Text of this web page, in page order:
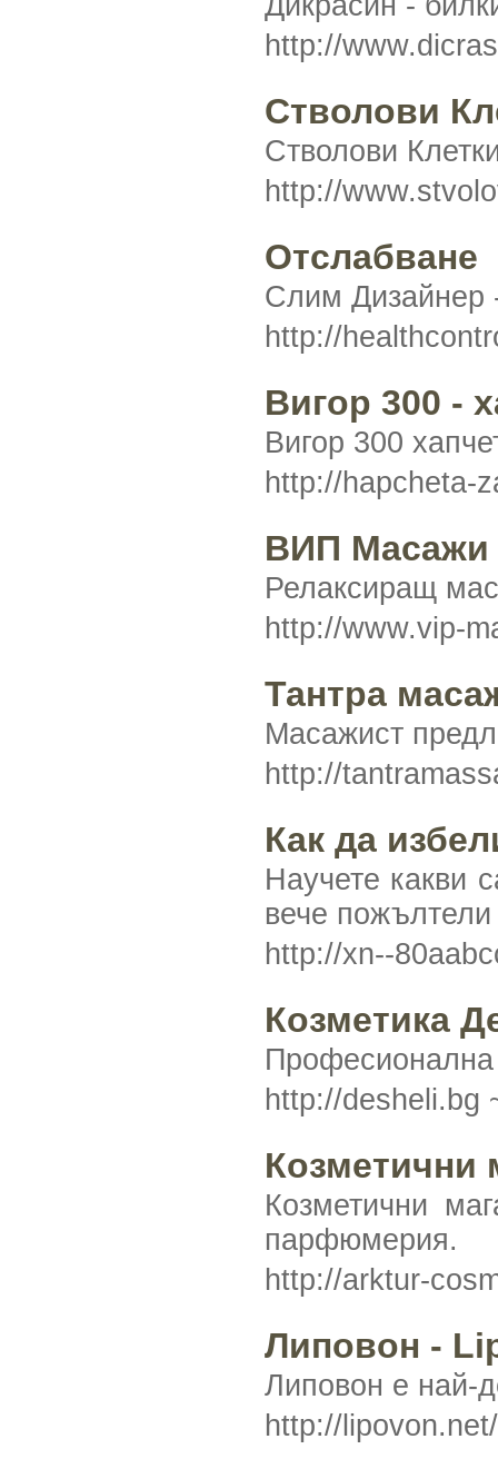
http://
Стволови
Стволови
http://
Отслабване
Слим Дизайнер
http://
Вигор 300 -
Вигор 300
http://hapcheta-
ВИП Масажи
Релаксиращ
http://www.vip-
Тантра
Масажист
http://
Как да
Научете какви
вече
http://xn--
Козметика
Професионална
http://desheli.bg
Козметични
Козметични
парфюмерия.
http://arktur-
Липовон -
Липовон е най-
http://